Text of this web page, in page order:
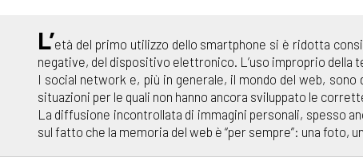
L’età del primo utilizzo dello smartphone si è ridotta
negative, del dispositivo elettronico. L’uso improprio
I social network e, più in generale, il mondo del web,
situazioni per le quali non hanno ancora sviluppato le
La diffusione incontrollata di immagini personali, spesso
sul fatto che la memoria del web è “per sempre”: una foto,